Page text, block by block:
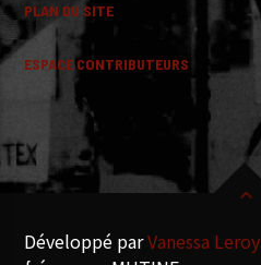
PLAN DU SITE
ESPACE CONTRIBUTEURS
Développé parVanessa Leroy